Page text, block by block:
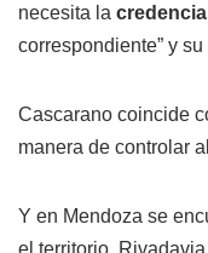
necesita la
correspondiente” y
Cascarano coincide
manera de controlar al
Y en Mendoza se
el territorio,